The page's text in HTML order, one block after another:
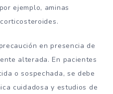
ejemplo, aminas
en presencia de
alterada. En pacientes
o sospechada, se debe
cuidadosa y estudios de